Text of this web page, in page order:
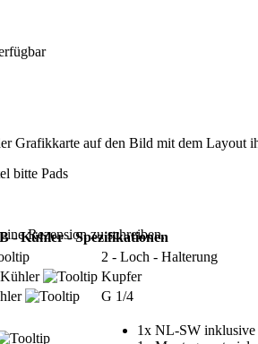
Grafikkarte auf den Bild mit dem Layout
bitte Pads
- Kühler - Spezifikationen
2 - Loch - Halterung
Kupfer
G 1/4
1x NL-SW inklusive
Rezension zu schreiben.